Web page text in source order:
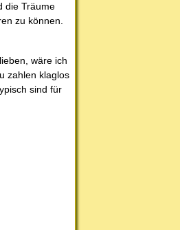
die Träume
zu können.
wäre ich
zahlen klaglos
sind für